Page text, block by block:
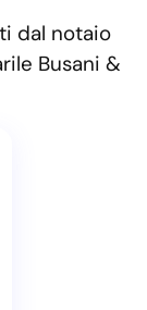
dal notaio
Busani &